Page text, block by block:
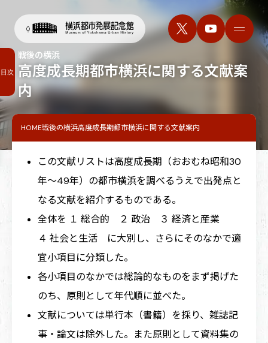
高度成長期都市横浜に関する文献案
内
戦後の横浜
HOME戦後の横浜高度成長期都市横浜に関する文献案内
この文献リストは高度成長期（おおむね昭和30
年～49年）の都市横浜を調べるうえで出発点と
なる文献を紹介するものである。
全体を １ 総合的 ２ 政治 ３ 経済と産業
４ 社会と生活 に大別し、さらにそのなかで適
宜小項目に分類した。
各小項目のなかでは総論的なものをまず掲げた
のち、原則として年代順に並べた。
文献については単行本（書籍）を採り、雑誌記
事・論文は除外した。また原則として資料集の
目次